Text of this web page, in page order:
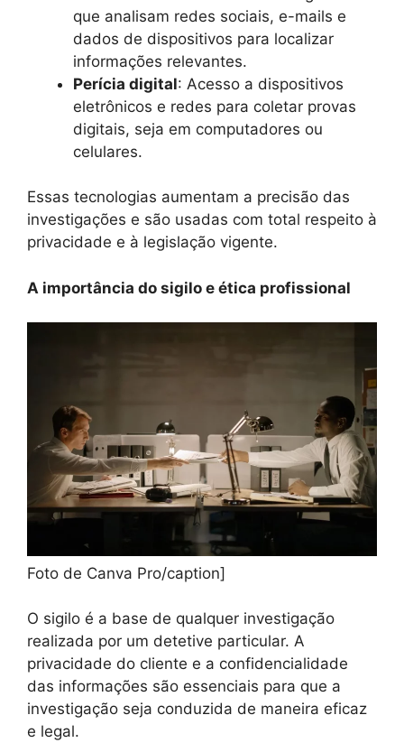
que analisam redes sociais, e-mails e
dados de dispositivos para localizar
informações relevantes.
Perícia digital: Acesso a dispositivos
eletrônicos e redes para coletar provas
digitais, seja em computadores ou
celulares.
Essas tecnologias aumentam a precisão das
investigações e são usadas com total respeito à
privacidade e à legislação vigente.
A importância do sigilo e ética profissional
Foto de Canva Pro/caption]
O sigilo é a base de qualquer investigação
realizada por um detetive particular. A
privacidade do cliente e a confidencialidade
das informações são essenciais para que a
investigação seja conduzida de maneira eficaz
e legal.